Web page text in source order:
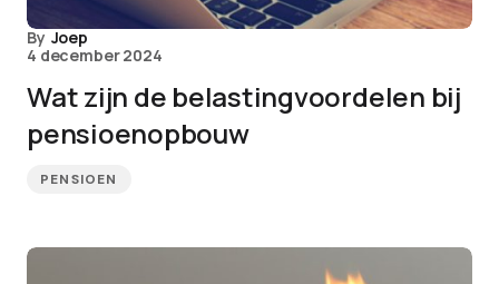
By Joep
4 december 2024
Wat zijn de belastingvoordelen bij
pensioenopbouw
PENSIOEN